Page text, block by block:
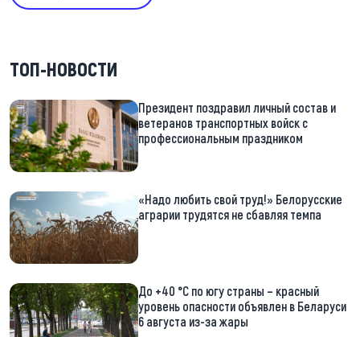
ТОП-НОВОСТИ
Президент поздравил личный состав и
ветеранов транспортных войск с
профессиональным праздником
«Надо любить свой труд!» Белорусские
аграрии трудятся не сбавляя темпа
До +40 °С по югу страны – красный
уровень опасности объявлен в Беларуси
6 августа из-за жары